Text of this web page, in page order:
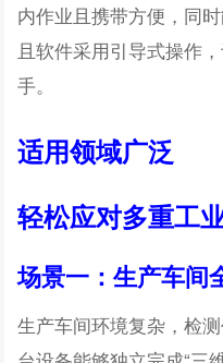
内作业且携带方便，同
且软件采用引导式操作
手。
适用领域广泛
轻松应对多重工
场景一：生产车间
生产车间环境复杂，检